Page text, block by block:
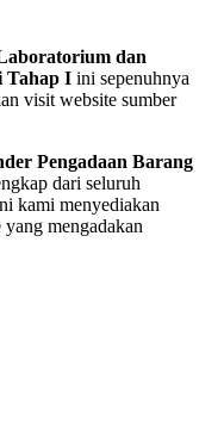
dan
Tahap I ini sepenuhnya
visit website sumber
Pengadaan Barang
dari seluruh
kami menyediakan
mengadakan